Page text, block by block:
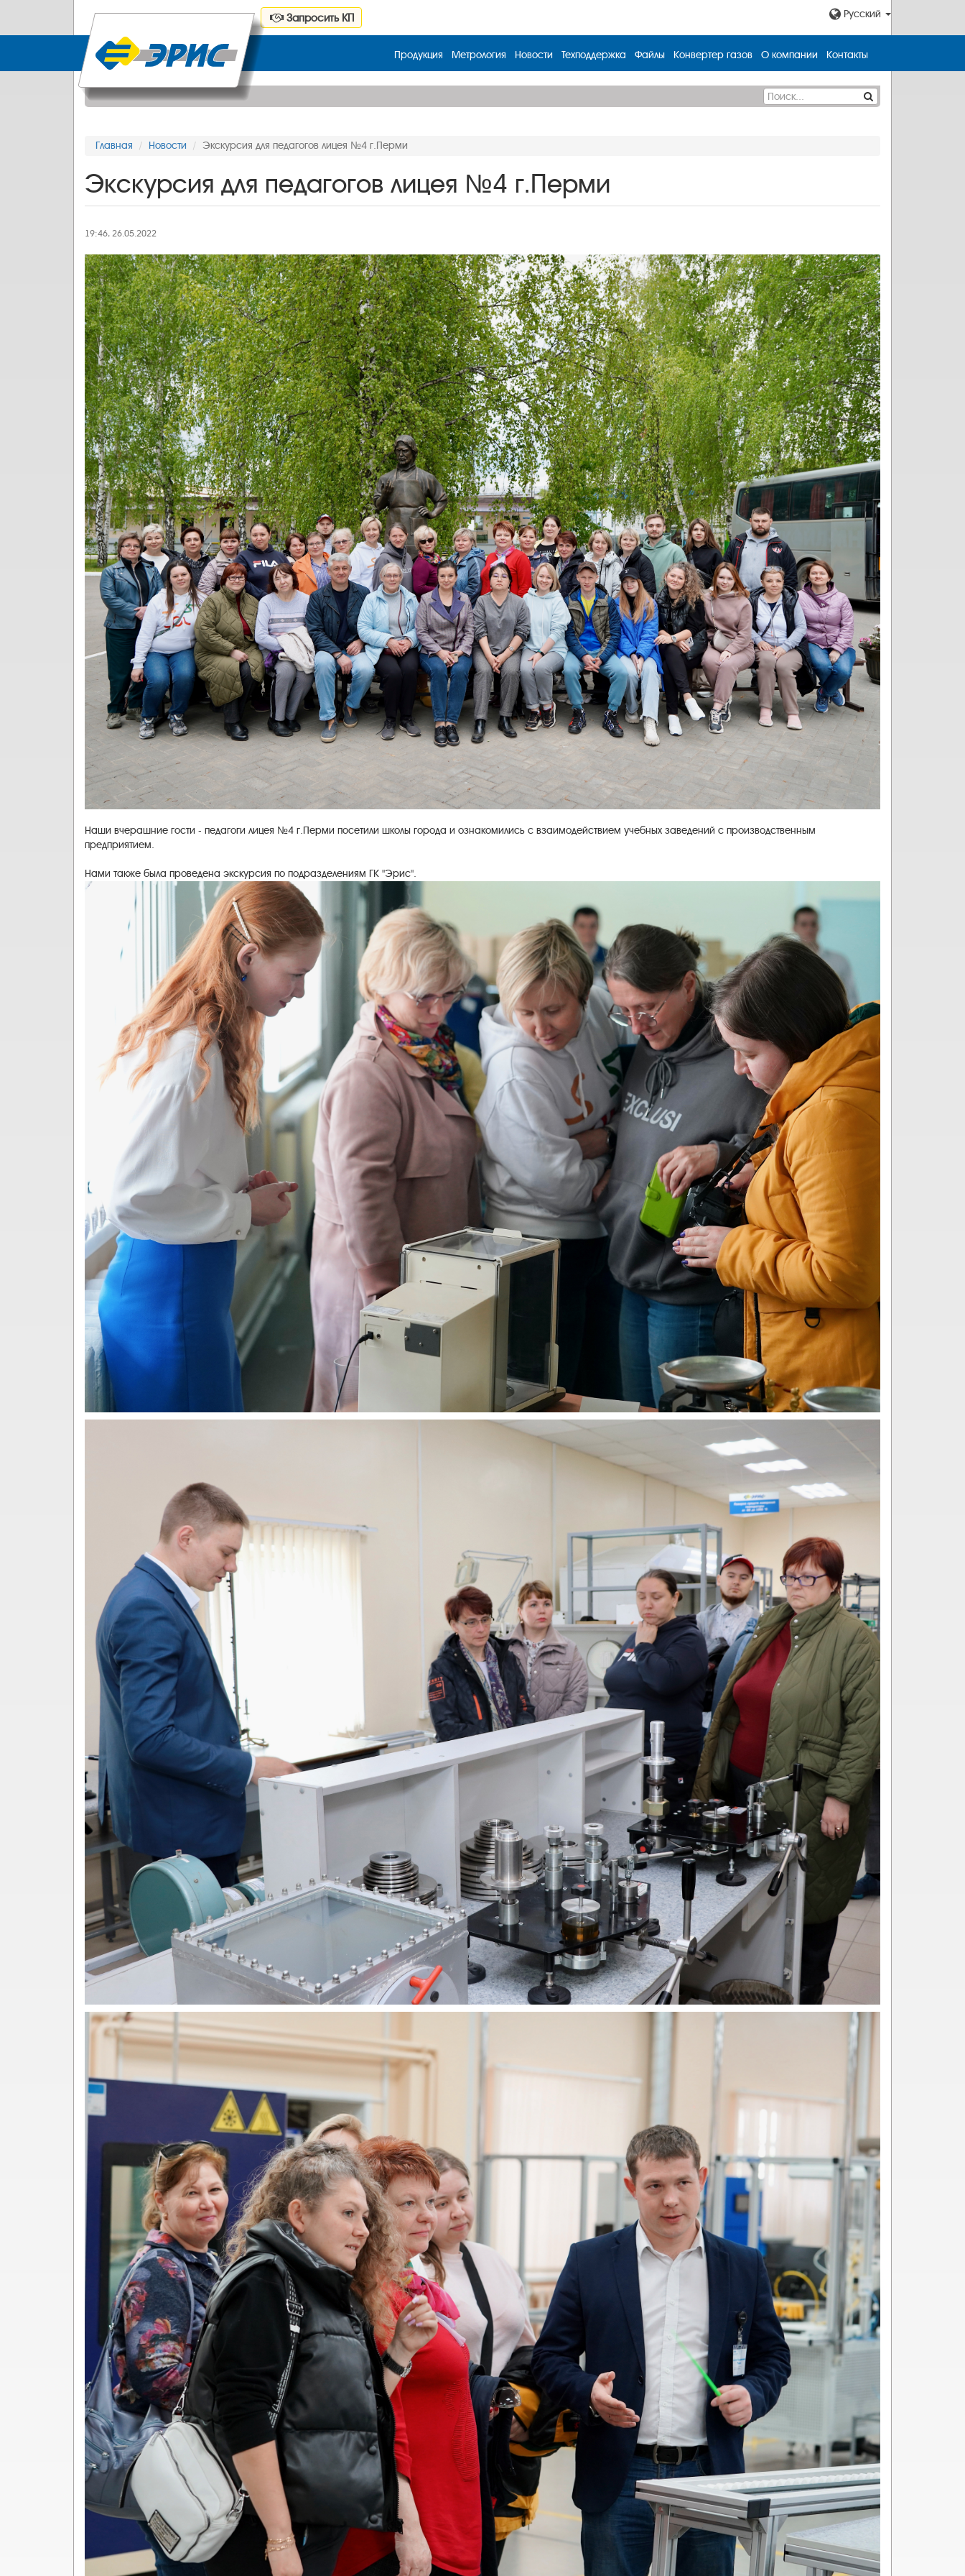
Запросить КП Русский
Продукция Метрология Новости Техподдержка Файлы Конвертер газов О компании Контакты
Главная Новости Экскурсия для педагогов лицея №4 г.Перми
Экскурсия для педагогов лицея №4 г.Перми
19:46, 26.05.2022
Наши вчерашние гости - педагоги лицея №4 г.Перми посетили школы города и ознакомились с взаимодействием учебных заведений с производственным
предприятием.
Нами также была проведена экскурсия по подразделениям ГК "Эрис".